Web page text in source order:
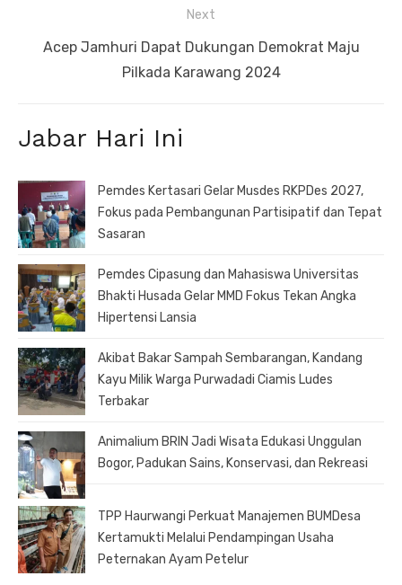
Next
Next
Acep Jamhuri Dapat Dukungan Demokrat Maju
Pilkada Karawang 2024
Jabar Hari Ini
Pemdes Kertasari Gelar Musdes RKPDes 2027,
Fokus pada Pembangunan Partisipatif dan Tepat
Sasaran
Pemdes Cipasung dan Mahasiswa Universitas
Bhakti Husada Gelar MMD Fokus Tekan Angka
Hipertensi Lansia
Akibat Bakar Sampah Sembarangan, Kandang
Kayu Milik Warga Purwadadi Ciamis Ludes
Terbakar
Animalium BRIN Jadi Wisata Edukasi Unggulan
Bogor, Padukan Sains, Konservasi, dan Rekreasi
TPP Haurwangi Perkuat Manajemen BUMDesa
Kertamukti Melalui Pendampingan Usaha
Peternakan Ayam Petelur